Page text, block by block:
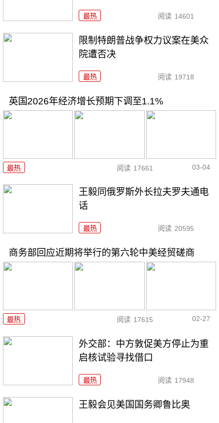
最热 阅读 14601
限制特朗普战争权力议案在美众
院遭否决
最热 阅读 19718
英国2026年经济增长预期下调至1.1%
最热 阅读 17661 03-04
王毅同俄罗斯外长拉夫罗夫通电
话
最热 阅读 20595
商务部回应近期将举行的第六轮中美经贸磋商
最热 阅读 17615 02-27
外交部：中方敦促美方停止为重
启核试验寻找借口
最热 阅读 17948
王毅会见美国国务卿鲁比奥